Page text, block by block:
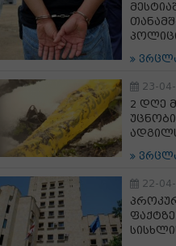
23-
2 დღე
22-